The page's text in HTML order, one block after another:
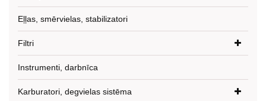
Eļļas, smērvielas, stabilizatori
Filtri
Instrumenti, darbnīca
Karburatori, degvielas sistēma